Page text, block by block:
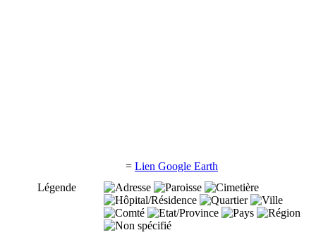
= Lien Google Earth
Légende